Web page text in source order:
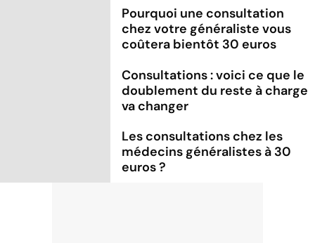
Pourquoi une consultation
chez votre généraliste vous
coûtera bientôt 30 euros
Consultations : voici ce que le
doublement du reste à charge
va changer
Les consultations chez les
médecins généralistes à 30
euros ?